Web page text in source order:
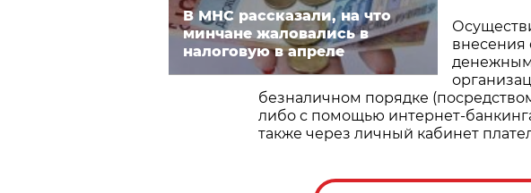
В МНС рассказали, на что
минчане жаловались в
налоговую в апреле
безналичном порядке
либо с помощью интернет-
также через личный кабинет